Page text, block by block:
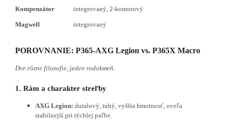
Kompenzátor
integrovaný, 2-komorový
Magwell integrovaný
POROVNANIE: P365-AXG Legion vs. P365X Macro
Dve rôzne filozofie, jeden rodokmeň.
1. Rám a charakter streľby
AXG Legion: duralový, tuhý, vyššia hmotnosť, oveľa
stabilnejší pri rýchlej paľbe.